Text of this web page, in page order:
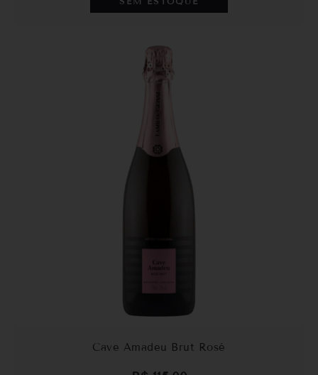
Cave Amadeu Brut Rosé